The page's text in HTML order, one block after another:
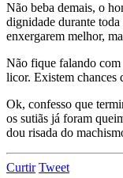
Não beba demais, o
dignidade durante
enxergarem melhor,
Não fique falando
licor. Existem chances
Ok, confesso que
os sutiãs já foram
dou risada do
Curtir Tweet